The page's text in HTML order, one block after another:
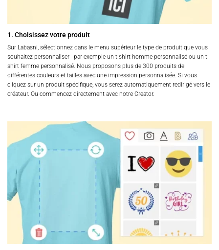
1. Choisissez votre produit
Sur Labasni, sélectionnez dans le menu supérieur le type de produit que vous
souhaitez personnaliser - par exemple un t-shirt homme personnalisé ou un t-
shirt femme personnalisé. Nous proposons plus de 300 produits de
différentes couleurs et tailles avec une impression personnalisée. Si vous
cliquez sur un produit spécifique, vous serez automatiquement redirigé vers le
créateur. Ou commencez directement avec notre Creator.